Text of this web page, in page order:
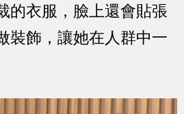
的衣服，臉上還會貼張
裝飾，讓她在人群中一